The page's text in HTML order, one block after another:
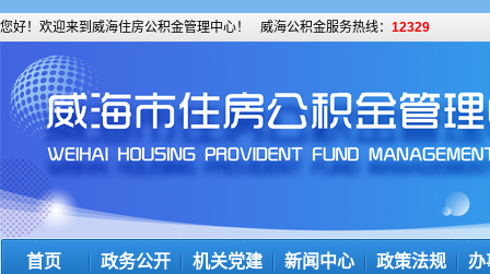
您好！欢迎来到威海住房公积金管理中心！ 威海公积金服务热线： 12329
首页 政务公开 机关党建 新闻中心 政策法规 办